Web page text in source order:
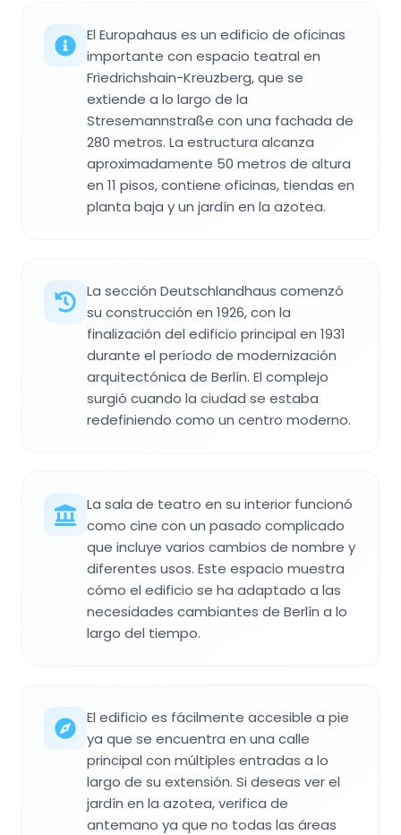
El Europahaus es un edificio de oficinas
importante con espacio teatral en
Friedrichshain-Kreuzberg, que se
extiende a lo largo de la
Stresemannstraße con una fachada de
280 metros. La estructura alcanza
aproximadamente 50 metros de altura
en 11 pisos, contiene oficinas, tiendas en
planta baja y un jardín en la azotea.
La sección Deutschlandhaus comenzó
su construcción en 1926, con la
finalización del edificio principal en 1931
durante el período de modernización
arquitectónica de Berlín. El complejo
surgió cuando la ciudad se estaba
redefiniendo como un centro moderno.
La sala de teatro en su interior funcionó
como cine con un pasado complicado
que incluye varios cambios de nombre y
diferentes usos. Este espacio muestra
cómo el edificio se ha adaptado a las
necesidades cambiantes de Berlín a lo
largo del tiempo.
El edificio es fácilmente accesible a pie
ya que se encuentra en una calle
principal con múltiples entradas a lo
largo de su extensión. Si deseas ver el
jardín en la azotea, verifica de
antemano ya que no todas las áreas